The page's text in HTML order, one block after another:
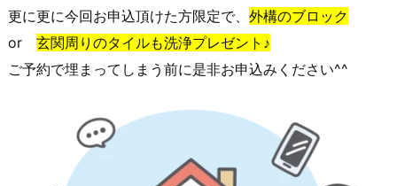
更に更に今回お申込頂けた方限定で、 外構のブロック
or 玄関周りのタイルも洗浄プレゼント♪
ご予約で埋まってしまう前に是非お申込みください^^